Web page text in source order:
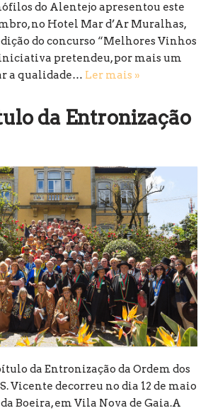
do Alentejo apresentou este
no Hotel Mar d’Ar Muralhas,
do concurso “Melhores Vinhos
pretendeu, por mais um
a qualidade… Ler mais »
da Entronização
da Entronização da Ordem dos
Vicente decorreu no dia 12 de maio
Boeira, em Vila Nova de Gaia.A